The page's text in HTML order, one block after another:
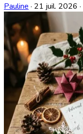
Pauline · 21 juil. 2026 ·